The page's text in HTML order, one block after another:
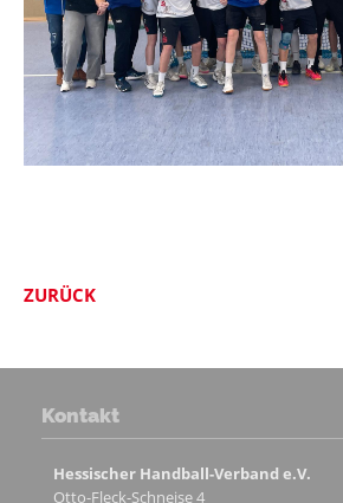
ZURÜCK
Kontakt
Hessischer Handball-Verband e.V.
Otto-Fleck-Schneise 4